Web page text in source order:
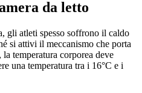
da letto
gli atleti spesso soffrono il caldo
si attivi il meccanismo che porta
temperatura corporea deve
una temperatura tra i 16°C e i